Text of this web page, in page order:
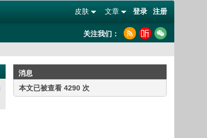
登录 注册
文章
皮肤
关注我们：
消息
本文已被查看 4290 次